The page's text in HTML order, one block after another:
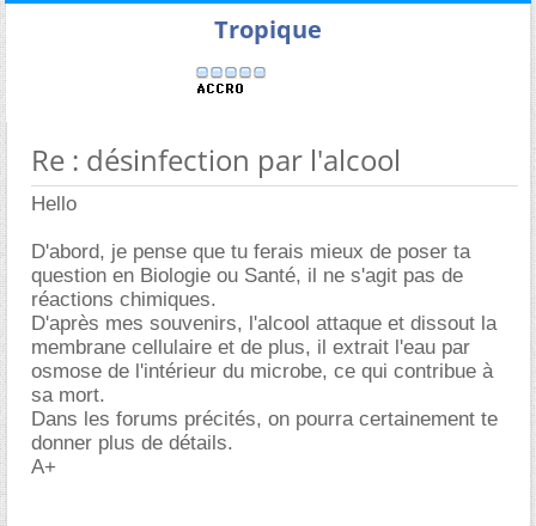
Tropique
Re : désinfection par l'alcool
Hello
D'abord, je pense que tu ferais mieux de poser ta
question en Biologie ou Santé, il ne s'agit pas de
réactions chimiques.
D'après mes souvenirs, l'alcool attaque et dissout la
membrane cellulaire et de plus, il extrait l'eau par
osmose de l'intérieur du microbe, ce qui contribue à
sa mort.
Dans les forums précités, on pourra certainement te
donner plus de détails.
A+